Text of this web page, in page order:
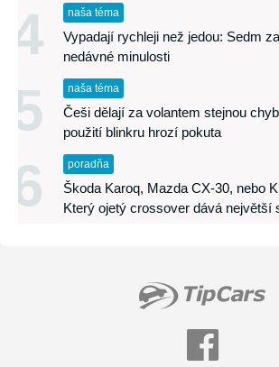
4 naša téma
Vypadají rychleji než jedou: Sedm
nedávné minulosti
5 naša téma
Češi dělají za volantem stejnou
použití blinkru hrozí pokuta
6 poradňa
Škoda Karoq, Mazda CX-30, nebo
Který ojetý crossover dává největší